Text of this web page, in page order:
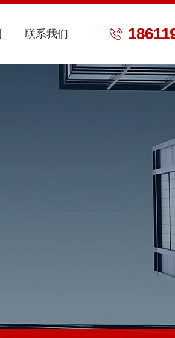
联系我们